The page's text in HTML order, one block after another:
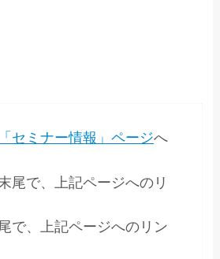
「セミナー情報」ページへ
尾で、上記ページへのリ
で、上記ページへのリン